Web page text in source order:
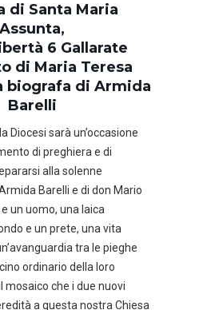
di Santa Maria
Assunta,
6 Gallarate
di Maria Teresa
biografa di Armida
Barelli
Diocesi sarà un’occasione
di preghiera e di
alla solenne
Barelli e di don Mario
un uomo, una laica
e un prete, una vita
tra le pieghe
ordinario della loro
mosaico che i due nuovi
a questa nostra Chiesa